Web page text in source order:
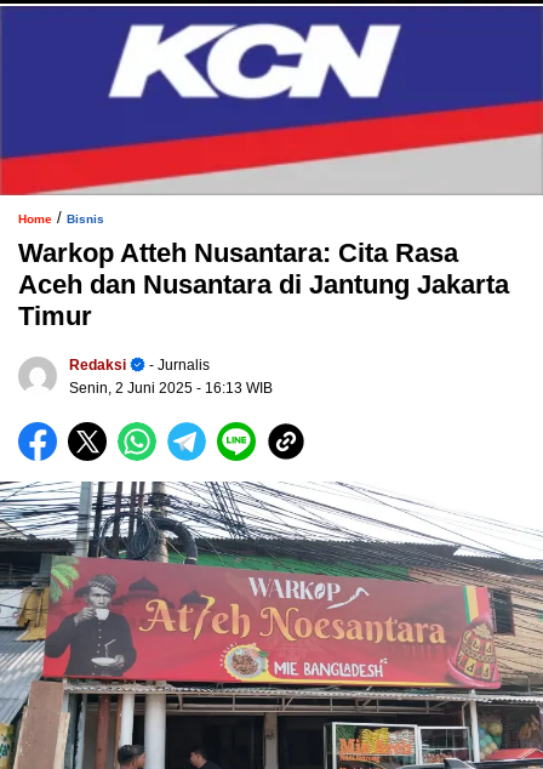
Home / Bisnis
Warkop Atteh Nusantara: Cita Rasa
Aceh dan Nusantara di Jantung Jakarta
Timur
Redaksi
- Jurnalis
Senin, 2 Juni 2025 - 16:13 WIB